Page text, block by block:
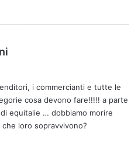
e
t
t
o
i commercianti e tutte le
cosa devono fare!!!!! a parte
equitalie … dobbiamo morire
loro sopravvivono?